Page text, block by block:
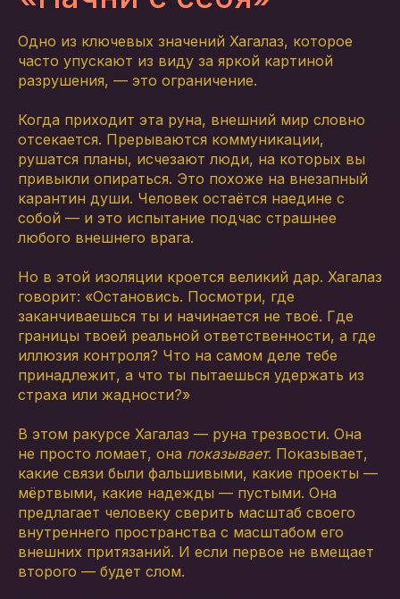
Одно из ключевых значений Хагалаз, которое
часто упускают из виду за яркой картиной
разрушения, — это ограничение.
Когда приходит эта руна, внешний мир словно
отсекается. Прерываются коммуникации,
рушатся планы, исчезают люди, на которых вы
привыкли опираться. Это похоже на внезапный
карантин души. Человек остаётся наедине с
собой — и это испытание подчас страшнее
любого внешнего врага.
Но в этой изоляции кроется великий дар. Хагалаз
говорит: «Остановись. Посмотри, где
заканчиваешься ты и начинается не твоё. Где
границы твоей реальной ответственности, а где
иллюзия контроля? Что на самом деле тебе
принадлежит, а что ты пытаешься удержать из
страха или жадности?»
В этом ракурсе Хагалаз — руна трезвости. Она
не просто ломает, она показывает. Показывает,
какие связи были фальшивыми, какие проекты —
мёртвыми, какие надежды — пустыми. Она
предлагает человеку сверить масштаб своего
внутреннего пространства с масштабом его
внешних притязаний. И если первое не вмещает
второго — будет слом.